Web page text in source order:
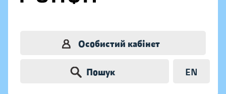
Особистий кабінет
Пошук EN